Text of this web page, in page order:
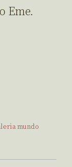
Eme.
mundo